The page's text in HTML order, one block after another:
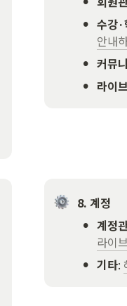
• 수강·
안내
• 커뮤
• 라이브
8. 계정
• 계정
라이
• 기타: